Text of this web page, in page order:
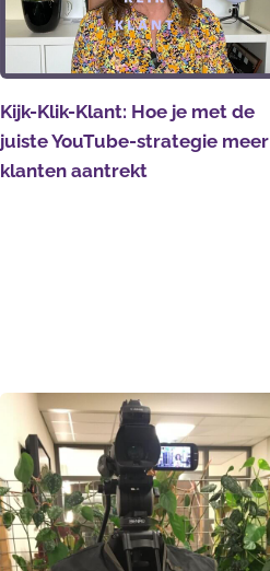
Kijk-Klik-Klant: Hoe je met de
juiste YouTube-strategie meer
klanten aantrekt